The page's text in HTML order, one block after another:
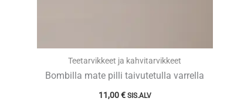
Teetarvikkeet ja kahvitarvikkeet
Bombilla mate pilli taivutetulla varrella
11,00€ SIS.ALV